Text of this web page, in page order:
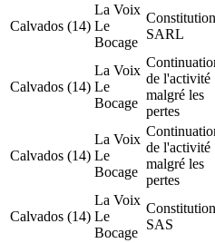
Calvados (14)
La Voix
Le
Bocage
Constitution
SARL
Calvados (14)
La Voix
Le
Bocage
de l'activité
malgré les
pertes
Calvados (14)
La Voix
Le
Bocage
de l'activité
malgré les
pertes
Calvados (14)
La Voix
Le
Bocage
Constitution
SAS